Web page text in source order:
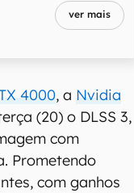
ver mais
4000, a Nvidia
(20) o DLSS 3,
com
Prometendo
com ganhos